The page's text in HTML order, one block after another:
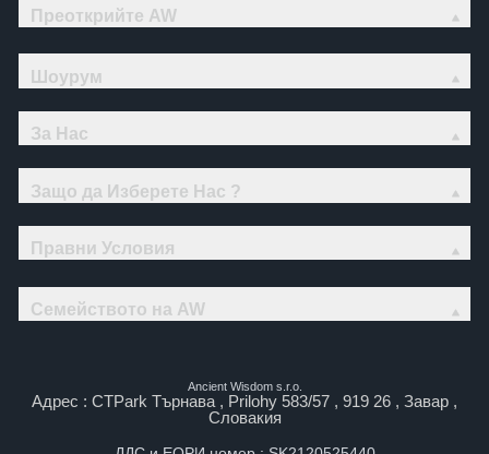
Преоткрийте AW
Шоурум
За Нас
Защо да Изберете Нас ?
Правни Условия
Семейството на AW
Ancient Wisdom s.r.o.
Адрес : CTPark Търнава , Prilohy 583/57 , 919 26 , Завар ,
Словакия